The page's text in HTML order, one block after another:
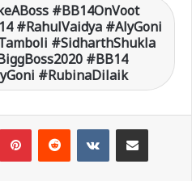
#BB14OnVoot
#RahulVaidya #AlyGoni
#SidharthShukla
#BB14
#RubinaDilaik
VKontakte